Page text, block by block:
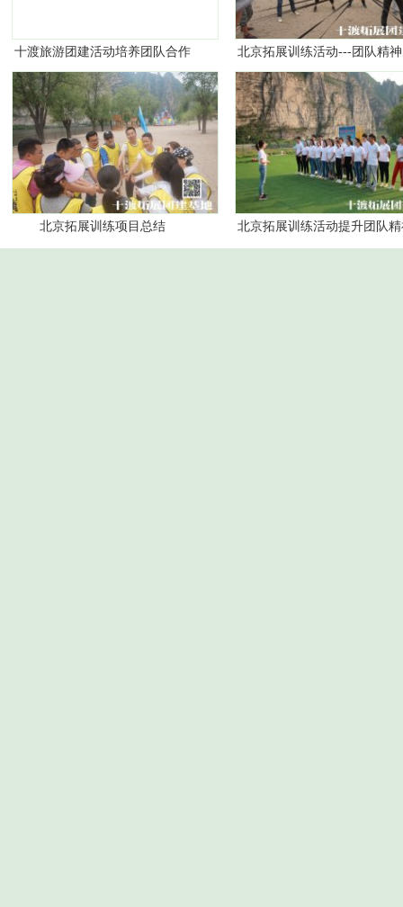
十渡旅游团建活动培养团队合作
精神
北京拓展训练活动---团队精
意义
北京拓展训练项目总结 北京拓展训练活动提升团队